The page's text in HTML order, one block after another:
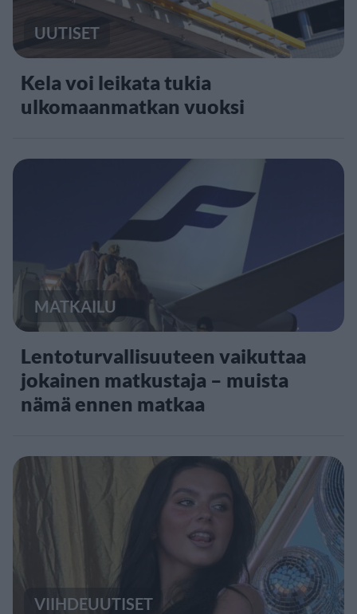
UUTISET
Kela voi leikata tukia
ulkomaanmatkan vuoksi
MATKAILU
Lentoturvallisuuteen vaikuttaa
jokainen matkustaja – muista
nämä ennen matkaa
VIIHDEUUTISET